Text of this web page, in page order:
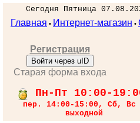
Сегодня Пятница
Главная • Интернет-магазин •
Регистрация
Войти через uID
Старая форма входа
Пн-Пт 10:00-
пер. 14:00-15:00, Сб, Вс
выходной